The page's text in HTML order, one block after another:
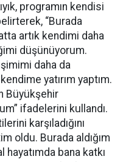
programın kendisi
“Burada
artık kendimi daha
düşünüyorum.
daha da
yatırım yaptım.
Büyükşehir
ifadelerini kullandı.
karşıladığını
oldu. Burada aldığım
bana katkı